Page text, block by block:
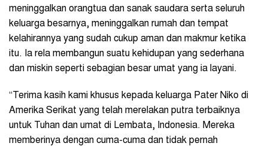
meninggalkan orangtua dan sanak saudara serta seluruh
keluarga besarnya, meninggalkan rumah dan tempat
kelahirannya yang sudah cukup aman dan makmur ketika
itu. Ia rela membangun suatu kehidupan yang sederhana
dan miskin seperti sebagian besar umat yang ia layani.
“Terima kasih kami khusus kepada keluarga Pater Niko di
Amerika Serikat yang telah merelakan putra terbaiknya
untuk Tuhan dan umat di Lembata, Indonesia. Mereka
memberinya dengan cuma-cuma dan tidak pernah